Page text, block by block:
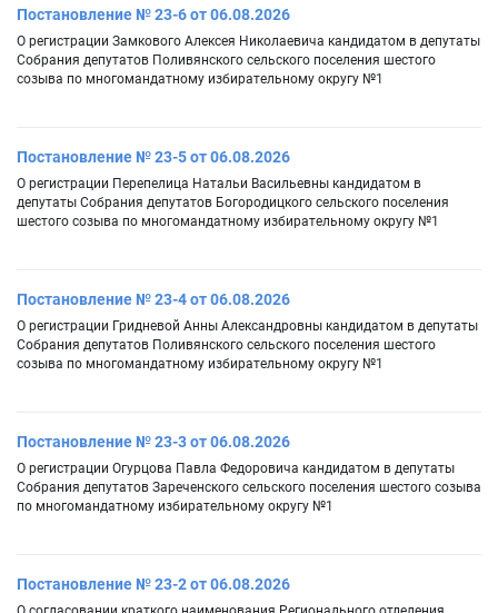
Постановление № 23-6 от 06.08.2026
О регистрации Замкового Алексея Николаевича кандидатом в депутаты
Собрания депутатов Поливянского сельского поселения шестого
созыва по многомандатному избирательному округу №1
Постановление № 23-5 от 06.08.2026
О регистрации Перепелица Натальи Васильевны кандидатом в
депутаты Собрания депутатов Богородицкого сельского поселения
шестого созыва по многомандатному избирательному округу №1
Постановление № 23-4 от 06.08.2026
О регистрации Гридневой Анны Александровны кандидатом в депутаты
Собрания депутатов Поливянского сельского поселения шестого
созыва по многомандатному избирательному округу №1
Постановление № 23-3 от 06.08.2026
О регистрации Огурцова Павла Федоровича кандидатом в депутаты
Собрания депутатов Зареченского сельского поселения шестого созыва
по многомандатному избирательному округу №1
Постановление № 23-2 от 06.08.2026